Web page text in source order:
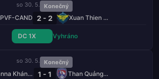
so 30. 5. Konečný
PVF-CAND 2 - 2 Xuan Thien Phu Tho
DC 1X Vyhráno
so 30. 5. Konečný
Sanna Khánh Hòa 1 - 1 Than Quảng Ninh